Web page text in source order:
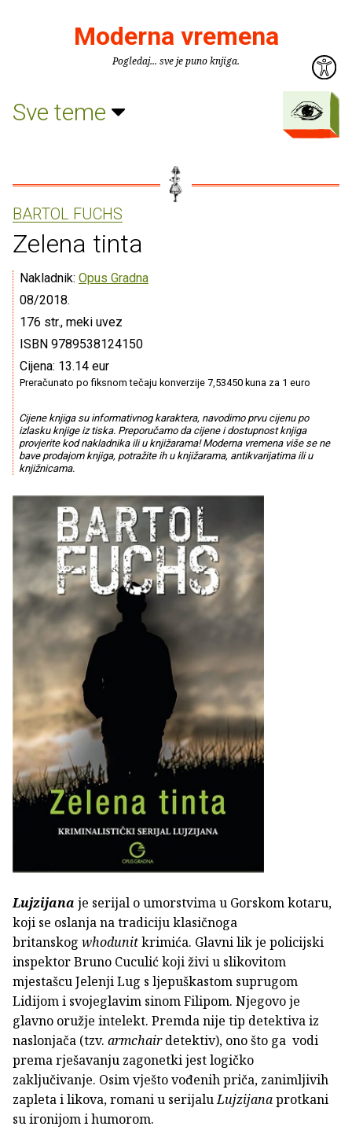
Moderna vremena
Pogledaj... sve je puno knjiga.
Sve teme
BARTOL FUCHS
Zelena tinta
Nakladnik: Opus Gradna
08/2018.
176 str., meki uvez
ISBN 9789538124150
Cijena: 13.14 eur
Preračunato po fiksnom tečaju konverzije 7,53450 kuna za 1 euro
Cijene knjiga su informativnog karaktera, navodimo prvu cijenu po
izlasku knjige iz tiska. Preporučamo da cijene i dostupnost knjiga
provjerite kod nakladnika ili u knjižarama! Moderna vremena više se ne
bave prodajom knjiga, potražite ih u knjižarama, antikvarijatima ili u
knjižnicama.
Lujzijana je serijal o umorstvima u Gorskom kotaru,
koji se oslanja na tradiciju klasičnoga
britanskog whodunitkrimića. Glavni lik je policijski
inspektor Bruno Cuculić koji živi u slikovitom
mjestašcu Jelenji Lug s ljepuškastom suprugom
Lidijom i svojeglavim sinom Filipom. Njegovo je
glavno oružje intelekt. Premda nije tip detektiva iz
naslonjača (tzv. armchairdetektiv), ono što ga vodi
prema rješavanju zagonetki jest logičko
zaključivanje. Osim vješto vođenih priča, zanimljivih
zapleta i likova, romani u serijaluLujzijanaprotkani
su ironijom i humorom.